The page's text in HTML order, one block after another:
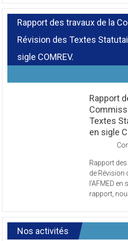
Rapport des travaux de la
Révision des Textes
sigle COMREV.
Rapport
Textes
en sigle
Rapport
de Révision
l’AFMED en
rapport,
Nos activités